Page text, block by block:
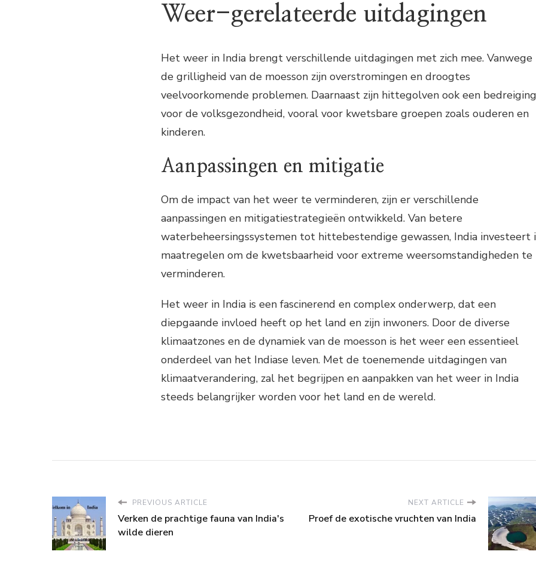
Weer-gerelateerde uitdagingen
Het weer in India brengt verschillende uitdagingen met zich mee. Vanwege
de grilligheid van de moesson zijn overstromingen en droogtes
veelvoorkomende problemen. Daarnaast zijn hittegolven ook een bedreiging
voor de volksgezondheid, vooral voor kwetsbare groepen zoals ouderen en
kinderen.
Aanpassingen en mitigatie
Om de impact van het weer te verminderen, zijn er verschillende
aanpassingen en mitigatiestrategieën ontwikkeld. Van betere
waterbeheersingssystemen tot hittebestendige gewassen, India investeert
maatregelen om de kwetsbaarheid voor extreme weersomstandigheden te
verminderen.
Het weer in India is een fascinerend en complex onderwerp, dat een
diepgaande invloed heeft op het land en zijn inwoners. Door de diverse
klimaatzones en de dynamiek van de moesson is het weer een essentieel
onderdeel van het Indiase leven. Met de toenemende uitdagingen van
klimaatverandering, zal het begrijpen en aanpakken van het weer in India
steeds belangrijker worden voor het land en de wereld.
PREVIOUS ARTICLE
Verken de prachtige fauna van India's
wilde dieren
NEXT ARTICLE
Proef de exotische vruchten van India